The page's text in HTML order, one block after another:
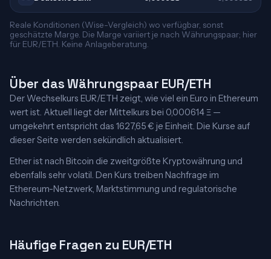
Reale Konditionen (Wise-Vergleich) wo verfügbar, sonst
geschätzte Marge. Die Marge variiert je nach Währungspaar; hier
für EUR/ETH. Keine Anlageberatung.
Über das Währungspaar EUR/ETH
Der Wechselkurs EUR/ETH zeigt, wie viel ein Euro in Ethereum
wert ist. Aktuell liegt der Mittelkurs bei 0,000614 Ξ —
umgekehrt entspricht das 1627,65 € je Einheit. Die Kurse auf
dieser Seite werden sekündlich aktualisiert.
Ether ist nach Bitcoin die zweitgrößte Kryptowährung und
ebenfalls sehr volatil. Den Kurs treiben Nachfrage im
Ethereum-Netzwerk, Marktstimmung und regulatorische
Nachrichten.
Häufige Fragen zu EUR/ETH